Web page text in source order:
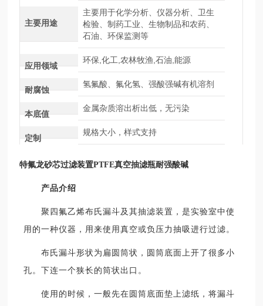
主要用途
主要用于化学分析、仪器分析、卫生
检验、制药工业、生物制品和农药、
石油、环保监测等
应用领域
环保,化工,农林牧渔,石油,能源
耐腐蚀
氢氟酸、氟化氢、强酸强碱有机溶剂
本底值
金属杂质溶出析出低，无污染
定制
规格大小，样式支持
特氟龙砂芯过滤装置PTFE真空抽滤瓶耐强酸碱
产品介绍
聚四氟乙烯布氏漏斗及其抽滤装置，是实验室中使
用的一种仪器，用来使用真空或负压力抽吸进行过滤。
布氏漏斗形状为扁圆筒状，圆筒底面上开了很多小
孔。下连一个狭长的筒状出口。
使用的时候，一般先在圆筒底面垫上滤纸，将漏斗